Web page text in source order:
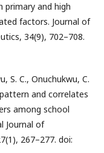
primary and high
factors. Journal of
34(9), 702–708.
S. C., Onuchukwu, C.
and correlates
among school
Journal of
267–277. doi: